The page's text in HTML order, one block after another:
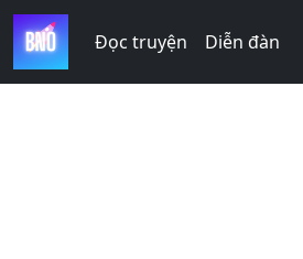
Đọc truyện Diễn đàn